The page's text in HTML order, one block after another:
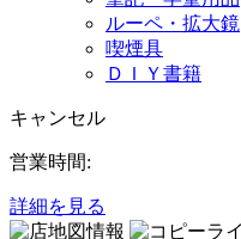
ルーペ・拡大鏡
喫煙具
ＤＩＹ書籍
キャンセル
営業時間:
詳細を見る